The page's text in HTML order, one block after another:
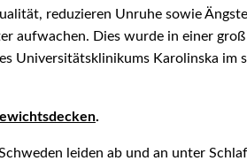
reduzieren Unruhe sowie
aufwachen. Dies wurde in einer groß
Universitätsklinikums Karolinska im
.
leiden ab und an unter